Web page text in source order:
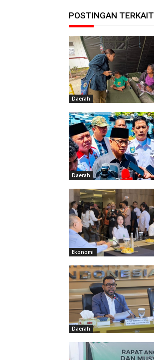
POSTINGAN TERKAIT
Daerah
Daerah
Ekonomi
Daerah